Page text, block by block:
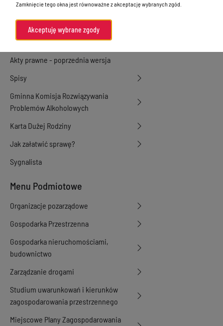
Rada Miejska
Oświadczenia majątkowe
Akty prawne
Akty prawne - poprzednia wersja
Spisy
Gminna Komisja Rozwiązywania
Problemów Alkoholowych
Karta Dużej Rodziny
Jak załatwić sprawę?
Sygnalista
Menu Podmiotowe
Organizacje pozarządowe
Gospodarka Przestrzenna
Gospodarka nieruchomościami,
budownictwo
Zarządzanie drogami
Studium uwarunkowań i kierunków
zagospodarowania przestrzennego
Miejscowe Plany Zagospodarowania
Zamknięcie tego okna jest równoważne z akceptację wybranych zgód.
Akceptuję wybrane zgody